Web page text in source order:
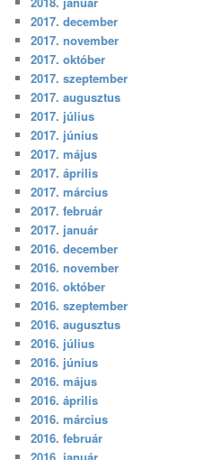
2017. december
2017. november
2017. október
2017. szeptember
2017. augusztus
2017. július
2017. június
2017. május
2017. április
2017. március
2017. február
2017. január
2016. december
2016. november
2016. október
2016. szeptember
2016. augusztus
2016. július
2016. június
2016. május
2016. április
2016. március
2016. február